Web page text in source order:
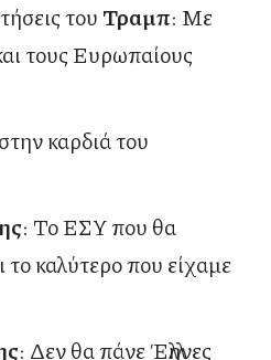
του Τραμπ: Με
τους Ευρωπαίους
καρδιά του
: Το ΕΣΥ που θα
καλύτερο που είχαμε
: Δεν θα πάνε Έλληνες